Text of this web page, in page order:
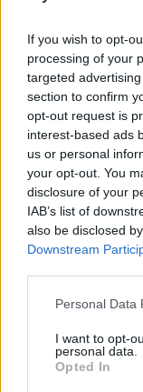
If you wish to opt-
processing of your
targeted
section to confirm
opt-out request is
interest-based ads
us or personal
your opt-out. You
disclosure of your
IAB’s list of
also be disclosed
Downstream
Personal Data
I want to opt-
personal data.
Opted In
narkotikų baronas
Komentuoti
Komentuoti
Prisijunkite
bendruomenės